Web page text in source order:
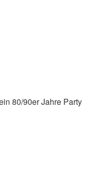
80/90er Jahre Party